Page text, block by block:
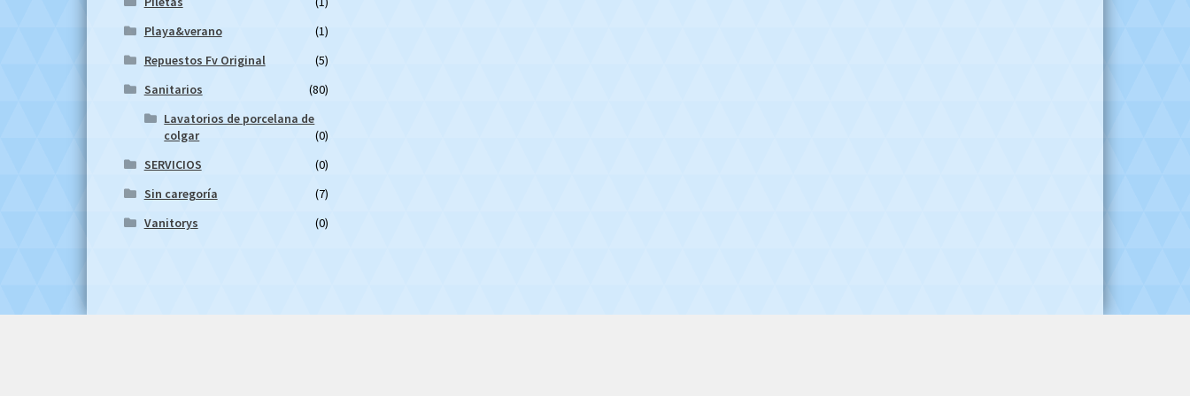
Playa&verano
(1)
Repuestos Fv Original
(5)
Sanitarios
(80)
Lavatorios de porcelana de
colgar
(0)
SERVICIOS
(0)
Sin caregoría
(7)
Vanitorys
(0)